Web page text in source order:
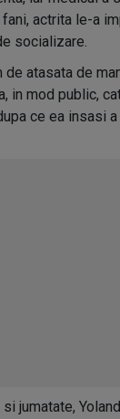
actrita le-a
socializare.
atasata de
in mod public,
ce ea insasi
jumatate,